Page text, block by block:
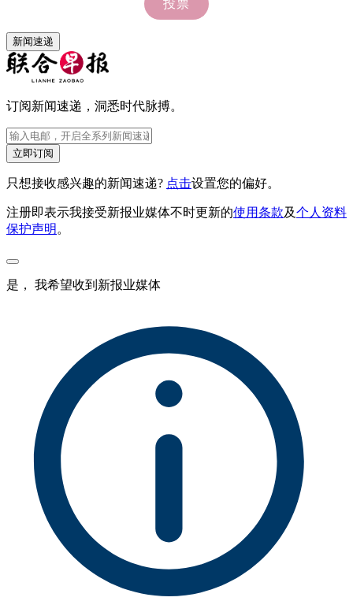
新闻速递
订阅新闻速递，洞悉时代脉搏。
立即订阅
只想接收感兴趣的新闻速递? 点击设置您的偏好。
注册即表示我接受新报业媒体不时更新的使用条款及个人资料
保护声明 。
是， 我希望收到新报业媒体